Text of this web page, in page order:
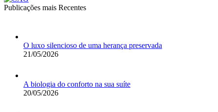
Publicações mais Recentes
O luxo silencioso de uma herança preservada
21/05/2026
A biologia do conforto na sua suíte
20/05/2026